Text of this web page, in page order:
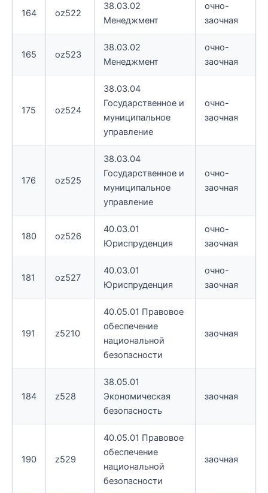
164 oz522
38.03.02
Менеджмент
очно-
заочная
165 oz523
38.03.02
Менеджмент
очно-
заочная
175 oz524
38.03.04
Государственное и
муниципальное
управление
очно-
заочная
176 oz525
38.03.04
Государственное и
муниципальное
управление
очно-
заочная
180 oz526
40.03.01
Юриспруденция
очно-
заочная
181 oz527
40.03.01
Юриспруденция
очно-
заочная
191 z5210
40.05.01 Правовое
обеспечение
национальной
безопасности
заочная
184 z528
38.05.01
Экономическая
безопасность
заочная
190 z529
40.05.01 Правовое
обеспечение
национальной
безопасности
заочная